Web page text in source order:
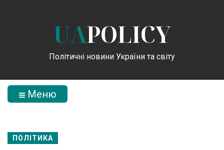
UAPOLICY
Політичні новини України та світу
Меню
ПОЛІТИКА